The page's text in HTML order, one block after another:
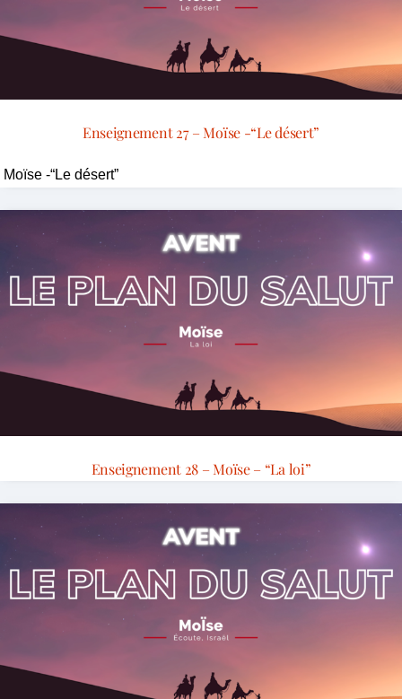
Enseignement 27 – Moïse -“Le désert”
Moïse -“Le désert”
Enseignement 28 – Moïse – “La loi”